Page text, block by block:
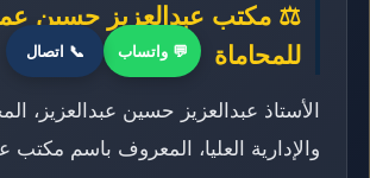
⚖️ مكتب عبدالعزيز حسين
للمحاماة
الأستاذ عبدالعزيز حسين عبدالعزيز،
والإدارية العليا، المعروف باسم مكتب
💬 واتساب 📞 اتصال